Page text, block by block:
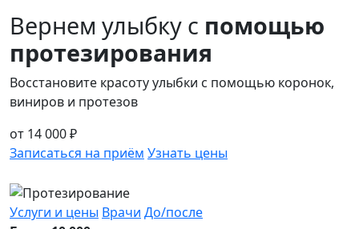
Вернем улыбку с помощью
протезирования
Восстановите красоту улыбки с помощью коронок,
виниров и протезов
от 14 000 ₽
Записаться на приём Узнать цены
Услуги и цены Врачи До/после